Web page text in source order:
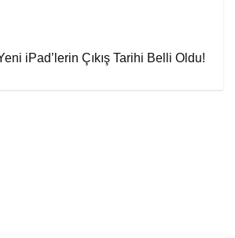
iPad’lerin Çıkış Tarihi Belli Oldu!